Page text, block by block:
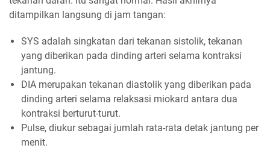
ditampilkan langsung di jam tangan:
SYS adalah singkatan dari tekanan sistolik, tekanan
yang diberikan pada dinding arteri selama kontraksi
jantung.
DIA merupakan tekanan diastolik yang diberikan pada
dinding arteri selama relaksasi miokard antara dua
kontraksi berturut-turut.
Pulse, diukur sebagai jumlah rata-rata detak jantung per
menit.